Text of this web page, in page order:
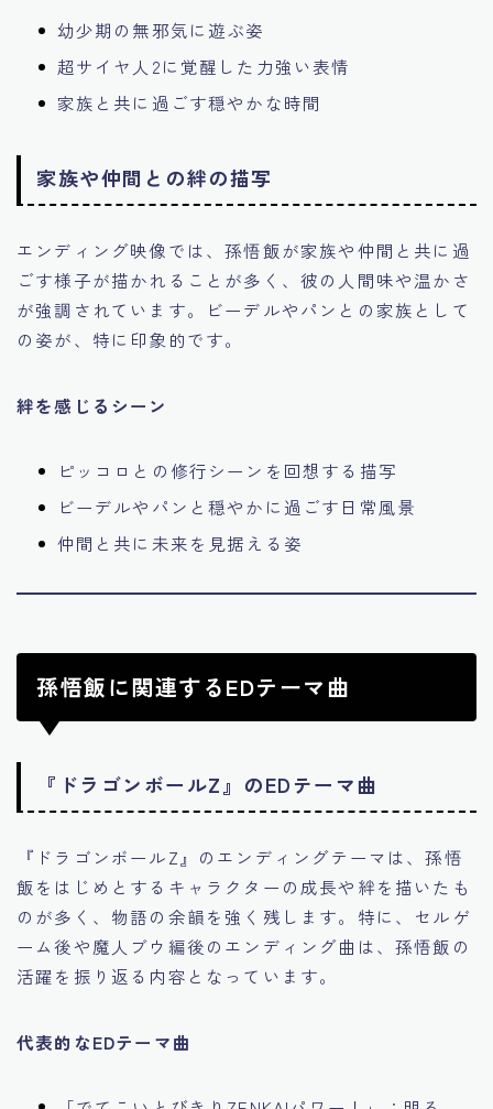
幼少期の無邪気に遊ぶ姿
超サイヤ人2に覚醒した力強い表情
家族と共に過ごす穏やかな時間
家族や仲間との絆の描写
エンディング映像では、孫悟飯が家族や仲間と共に過
ごす様子が描かれることが多く、彼の人間味や温かさ
が強調されています。ビーデルやパンとの家族として
の姿が、特に印象的です。
絆を感じるシーン
ピッコロとの修行シーンを回想する描写
ビーデルやパンと穏やかに過ごす日常風景
仲間と共に未来を見据える姿
孫悟飯に関連するEDテーマ曲
『ドラゴンボールZ』のEDテーマ曲
『ドラゴンボールZ』のエンディングテーマは、孫悟
飯をはじめとするキャラクターの成長や絆を描いたも
のが多く、物語の余韻を強く残します。特に、セルゲ
ーム後や魔人ブウ編後のエンディング曲は、孫悟飯の
活躍を振り返る内容となっています。
代表的なEDテーマ曲